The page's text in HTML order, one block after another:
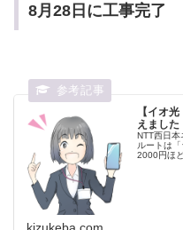
8月28日に工事完了
【イオ
えました
NTT西日本
ルートは
2000円ほ